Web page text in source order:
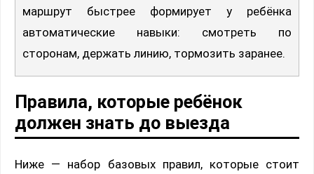
маршрут быстрее формирует у ребёнка
автоматические навыки: смотреть по
сторонам, держать линию, тормозить заранее.
Правила, которые ребёнок
должен знать до выезда
Ниже — набор базовых правил, которые стоит